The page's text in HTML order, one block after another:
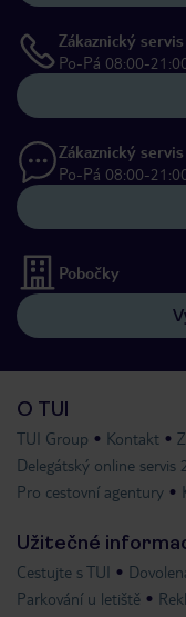
Zákaznický servis
Po-Pá 08:00-
Zákaznický servis
Po-Pá 08:00-
Pobočky
O TUI
TUI Group Kontakt
Delegátský online servis
Pro cestovní agentury
Užitečné
Cestujte s TUI
Parkování u letiště